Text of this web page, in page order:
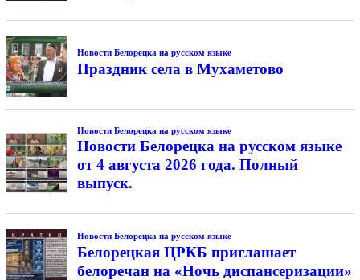
Новости Белорецка на русском языке
Праздник села в Мухаметово
Новости Белорецка на русском языке
Новости Белорецка на русском языке
от 4 августа 2026 года. Полный
выпуск.
Новости Белорецка на русском языке
Белорецкая ЦРКБ приглашает
белоречан на «Ночь диспансеризации»